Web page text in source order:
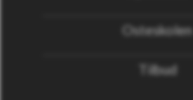
Osteskolen
Tilbud